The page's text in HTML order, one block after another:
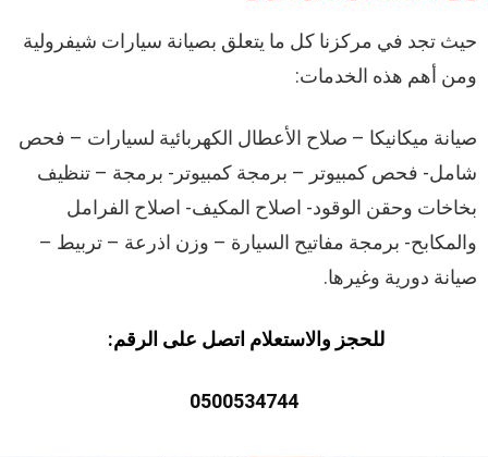
حيث تجد في مركزنا كل ما يتعلق بصيانة سيارات شيفرولية
ومن أهم هذه الخدمات:
صيانة ميكانيكا – صلاح الأعطال الكهربائية لسيارات – فحص
شامل- فحص كمبيوتر – برمجة كمبيوتر- برمجة – تنظيف
بخاخات وحقن الوقود- اصلاح المكيف- اصلاح الفرامل
والمكابح- برمجة مفاتيح السيارة – وزن اذرعة – تربيط –
صيانة دورية وغيرها.
للحجز والاستعلام اتصل على الرقم:
0500534744